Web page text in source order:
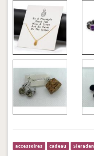
accessoires cadeau Sieraden